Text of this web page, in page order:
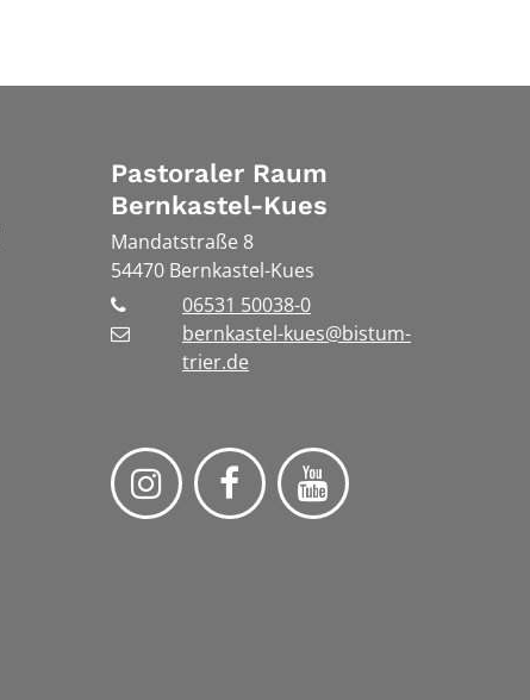
Pastoraler Raum
Bernkastel-Kues
Mandatstraße 8
54470 Bernkastel-Kues
06531 50038-0
bernkastel-kues@bistum-
trier.de